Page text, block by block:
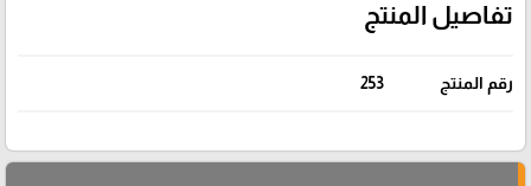
تفاصيل المنتج
رقم المنتج 253